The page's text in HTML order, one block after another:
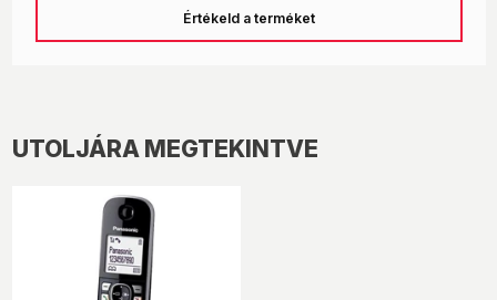
Értékeld a terméket
UTOLJÁRA MEGTEKINTVE